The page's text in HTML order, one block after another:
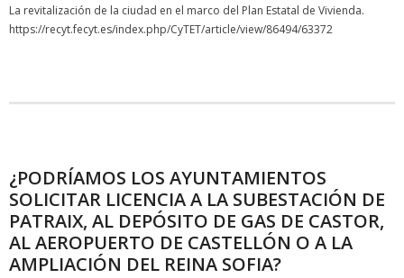
La revitalización de la ciudad en el marco del Plan Estatal de Vivienda.
https://recyt.fecyt.es/index.php/CyTET/article/view/86494/63372
¿PODRÍAMOS LOS AYUNTAMIENTOS
SOLICITAR LICENCIA A LA SUBESTACIÓN DE
PATRAIX, AL DEPÓSITO DE GAS DE CASTOR,
AL AEROPUERTO DE CASTELLÓN O A LA
AMPLIACIÓN DEL REINA SOFIA?